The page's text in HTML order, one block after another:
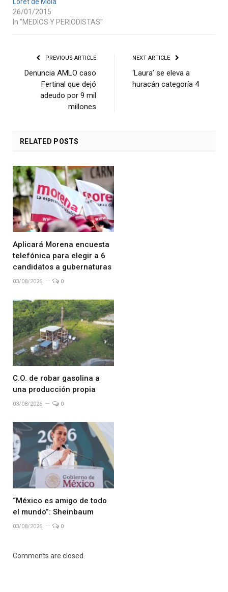
26/01/2015
In "MEDIOS Y PERIODISTAS"
PREVIOUS ARTICLE
Denuncia AMLO caso
Fertinal que dejó
adeudo por 9 mil
millones
NEXT ARTICLE
‘Laura’ se eleva a
huracán categoría 4
RELATED POSTS
Aplicará Morena encuesta
telefónica para elegir a 6
candidatos a gubernaturas
03/08/2026 0
C.O. de robar gasolina a
una producción propia
03/08/2026 0
“México es amigo de todo
el mundo”: Sheinbaum
03/08/2026 0
Comments are closed.